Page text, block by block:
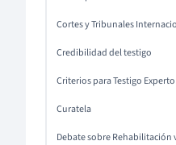
Cortes y Tribunales
Credibilidad del testigo
Criterios para Testigo Experto
Curatela
Debate sobre Rehabilitación